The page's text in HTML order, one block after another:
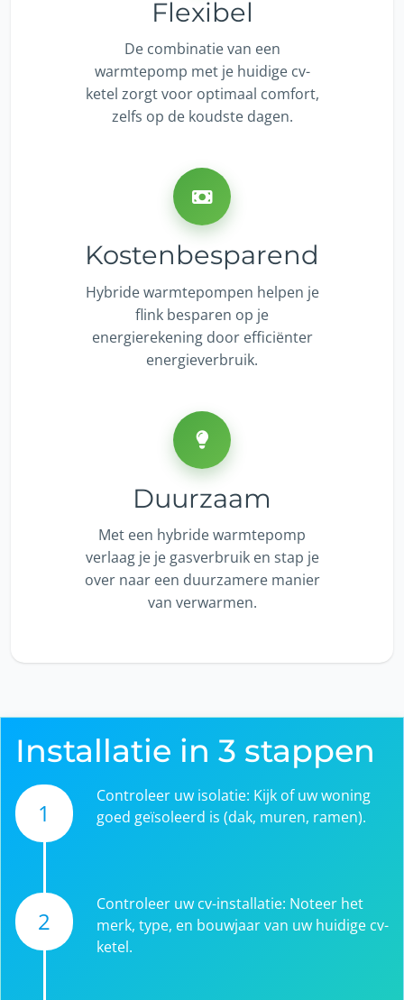
Flexibel
De combinatie van een
warmtepomp met je huidige cv-
ketel zorgt voor optimaal comfort,
zelfs op de koudste dagen.
Kostenbesparend
Hybride warmtepompen helpen je
flink besparen op je
energierekening door efficiënter
energieverbruik.
Duurzaam
Met een hybride warmtepomp
verlaag je je gasverbruik en stap je
over naar een duurzamere manier
van verwarmen.
Installatie in 3 stappen
1
Controleer uw isolatie: Kijk of uw woning
goed geïsoleerd is (dak, muren, ramen).
2
Controleer uw cv-installatie: Noteer het
merk, type, en bouwjaar van uw huidige cv-
ketel.